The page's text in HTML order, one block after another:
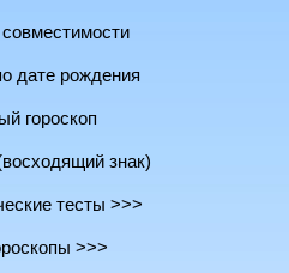
совместимости
дате рождения
гороскоп
знак)
тесты >>>
>>>